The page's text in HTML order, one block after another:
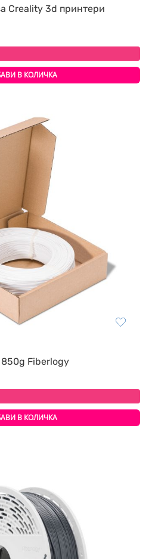
Creality 3d принтери
В КОЛИЧКА
850g Fiberlogy
В КОЛИЧКА